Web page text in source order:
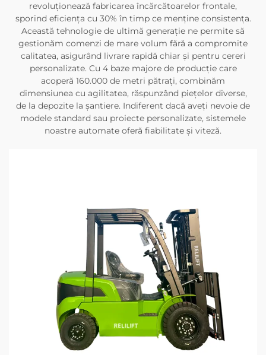
revoluționează fabricarea încărcătoarelor frontale,
sporind eficiența cu 30% în timp ce menține consistența.
Această tehnologie de ultimă generație ne permite să
gestionăm comenzi de mare volum fără a compromite
calitatea, asigurând livrare rapidă chiar și pentru cereri
personalizate. Cu 4 baze majore de producție care
acoperă 160.000 de metri pătrați, combinăm
dimensiunea cu agilitatea, răspunzând piețelor diverse,
de la depozite la șantiere. Indiferent dacă aveți nevoie de
modele standard sau proiecte personalizate, sistemele
noastre automate oferă fiabilitate și viteză.